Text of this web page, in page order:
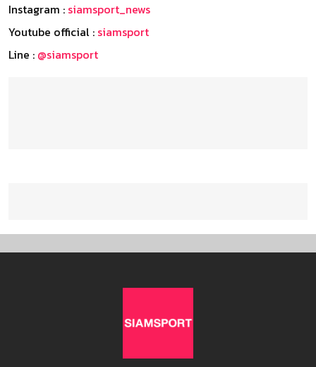
Instagram : siamsport_news
Youtube official : siamsport
Line : @siamsport